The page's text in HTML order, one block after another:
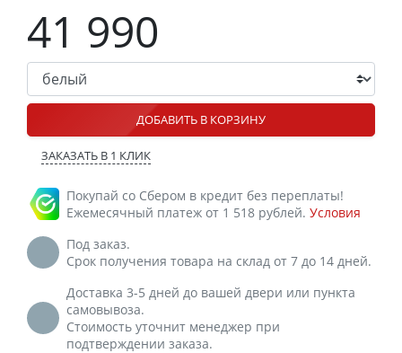
41 990
ДОБАВИТЬ В КОРЗИНУ
ЗАКАЗАТЬ В 1 КЛИК
Покупай со Сбером в кредит без переплаты!
Ежемесячный платеж от 1 518 рублей. Условия
Под заказ.
Срок получения товара на склад от 7 до 14 дней.
Доставка 3-5 дней до вашей двери или пункта
самовывоза.
Стоимость уточнит менеджер при
подтверждении заказа.